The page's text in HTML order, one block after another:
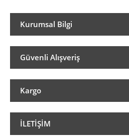
Kurumsal Bilgi
Güvenli Alışveriş
Kargo
İLETIŞIM